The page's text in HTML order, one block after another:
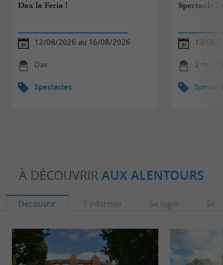
Dax la Feria !
12/08/2026 au 16/08/2026
Dax
Spectacles
Spectacle
13/08/
2 m -
À DÉCOUVRIR AUX ALENTOURS
Découvrir S'informer Se loger Se